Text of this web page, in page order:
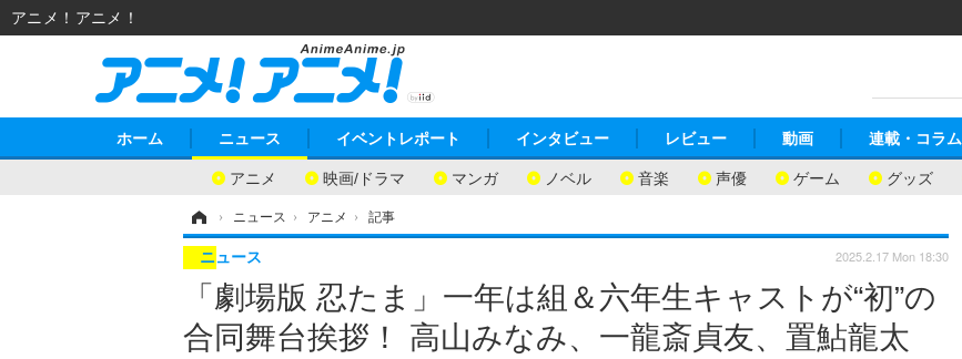
ホーム ニュース
アニメ 映画/ドラマ マンガ ノベル 音楽 声優 ゲーム グッズ
イベントレポート インタビュー レビュー 動画 連載・コラム
› ニュース › アニメ › 記事
「劇場版 忍たま」一年は組＆六年生キャストが“初”の
合同舞台挨拶！ 高山みなみ、一龍斎貞友、置鮎龍太
ニュース 2025.2.17 Mon 18:30
アニメ！アニメ！